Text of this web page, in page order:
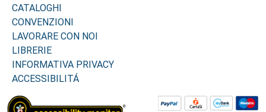
CATALOGHI
CONVENZIONI
LAVORARE CON NOI
LIBRERIE
INFORMATIVA PRIVACY
ACCESSIBILITÁ